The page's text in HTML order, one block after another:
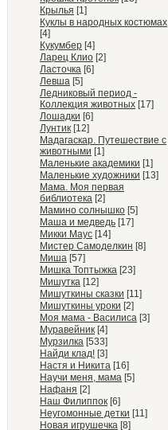
Крылья [1]
Куклы в народных костюмах
[4]
Кукумбер [4]
Ларец Клио [2]
Ласточка [6]
Левша [5]
Ледниковый период -
Коллекция животных [17]
Лошадки [6]
Лунтик [12]
Мадагаскар. Путешествие с
животными [1]
Маленькие академики [1]
Маленькие художники [13]
Мама. Моя первая
библиотека [2]
Мамино солнышко [5]
Маша и медведь [17]
Микки Маус [14]
Мистер Самоделкин [8]
Миша [57]
Мишка Топтыжка [23]
Мишутка [12]
Мишуткины сказки [11]
Мишуткины уроки [2]
Моя мама - Василиса [3]
Муравейник [4]
Мурзилка [533]
Найди клад! [3]
Настя и Никита [16]
Научи меня, мама [5]
Нафаня [2]
Наш Филиппок [6]
Неугомонные детки [11]
Новая игрушечка [8]